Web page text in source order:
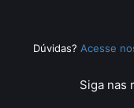
Dúvidas? Acesse
Siga nas